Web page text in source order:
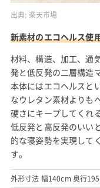
出典: 楽天市場
新素材のエコヘルス使
材料、構造、加工、通
発と低反発の二層構造
本体にはエコヘルスと
なウレタン素材よりも
硬さにキープしてくれ
低反発と高反発のいい
的な寝姿勢を実現して
す。
外形寸法 幅140cm 奥行